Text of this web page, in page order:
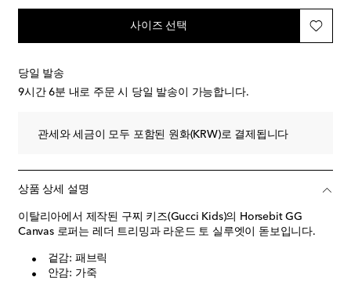
사이즈 선택
당일 발송
9시간 6분 내로 주문 시 당일 발송이 가능합니다.
관세와 세금이 모두 포함된 원화(KRW)로 결제됩니다
상품 상세 설명
이탈리아에서 제작된 구찌 키즈(Gucci Kids)의 Horsebit GG
Canvas 로퍼는 레더 트리밍과 라운드 토 실루엣이 돋보입니다.
겉감: 패브릭
안감: 가죽